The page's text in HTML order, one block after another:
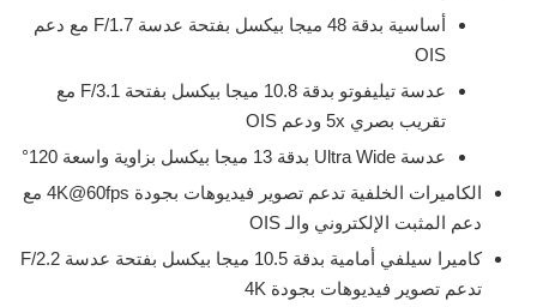
أساسية بدقة 48 ميجا بيكسل بفتحة عدسة F/1.7 مع دعم
OIS
عدسة تيليفوتو بدقة 10.8 ميجا بيكسل بفتحة F/3.1 مع
تقريب بصري 5x ودعم OIS
عدسة Ultra Wide بدقة 13 ميجا بيكسل بزاوية واسعة 120°
الكاميرات الخلفية تدعم تصوير فيديوهات بجودة 4K@60fps مع
دعم المثبت الإلكتروني والـ OIS
كاميرا سيلفي أمامية بدقة 10.5 ميجا بيكسل بفتحة عدسة F/2.2
تدعم تصوير فيديوهات بجودة 4K